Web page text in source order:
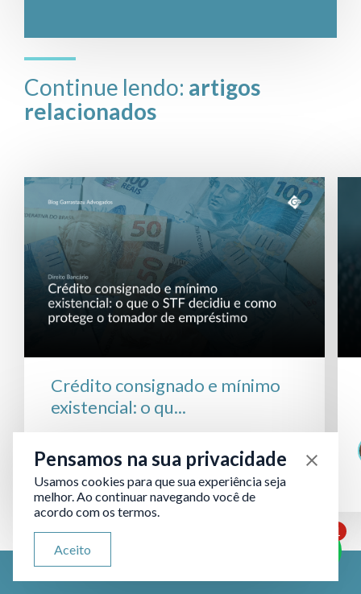
Continue lendo: artigos
relacionados
Crédito consignado e mínimo
existencial: o qu...
26/06/2026
de leitura
1
Pensamos na sua privacidade
Usamos cookies para que sua experiência seja
melhor. Ao continuar navegando você de
acordo com os termos.
Aceito